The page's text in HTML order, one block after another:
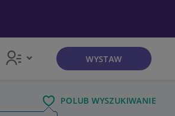
WYSTAW
POLUB WYSZUKIWANIE